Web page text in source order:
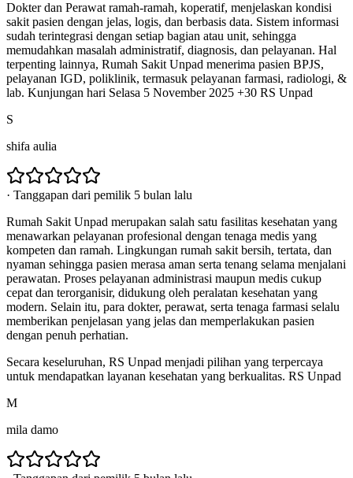
Dokter dan Perawat ramah-ramah, koperatif, menjelaskan kondisi
sakit pasien dengan jelas, logis, dan berbasis data. Sistem informasi
sudah terintegrasi dengan setiap bagian atau unit, sehingga
memudahkan masalah administratif, diagnosis, dan pelayanan. Hal
terpenting lainnya, Rumah Sakit Unpad menerima pasien BPJS,
pelayanan IGD, poliklinik, termasuk pelayanan farmasi, radiologi, &
lab. Kunjungan hari Selasa 5 November 2025 +30 RS Unpad
S
shifa aulia
· Tanggapan dari pemilik 5 bulan lalu
Rumah Sakit Unpad merupakan salah satu fasilitas kesehatan yang
menawarkan pelayanan profesional dengan tenaga medis yang
kompeten dan ramah. Lingkungan rumah sakit bersih, tertata, dan
nyaman sehingga pasien merasa aman serta tenang selama menjalani
perawatan. Proses pelayanan administrasi maupun medis cukup
cepat dan terorganisir, didukung oleh peralatan kesehatan yang
modern. Selain itu, para dokter, perawat, serta tenaga farmasi selalu
memberikan penjelasan yang jelas dan memperlakukan pasien
dengan penuh perhatian.
Secara keseluruhan, RS Unpad menjadi pilihan yang terpercaya
untuk mendapatkan layanan kesehatan yang berkualitas. RS Unpad
M
mila damo